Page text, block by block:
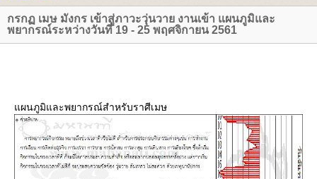
กรกฏ เมษ มังกร เข้าสู่ภาวะวุ่นวาย งานเข้า แผนภูมิและ
พยากรณ์ระหว่างวันที่ 19 - 25 พฤศจิกายน 2561
ผนภูมิและพยากรณ์สำหรับราศีเมษ